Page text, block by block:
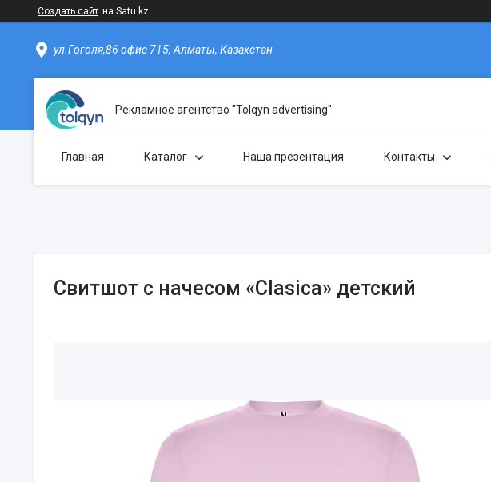
Создать сайт на Satu.kz
ул.Гоголя,86 офис 715, Алматы, Казахстан
Рекламное агентство "Tolqyn advertising"
Главная Каталог Наша презентация Контакты
Свитшот с начесом «Clasica» детский